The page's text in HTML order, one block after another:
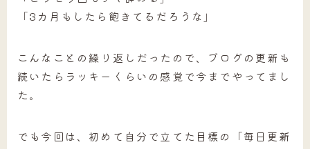
「3カ月もしたら飽きてるだろうな」
こんなことの繰り返しだったので、ブログの更新も
続いたらラッキーくらいの感覚で今までやってまし
た。
でも今回は、初めて自分で立てた目標の「毎日更新